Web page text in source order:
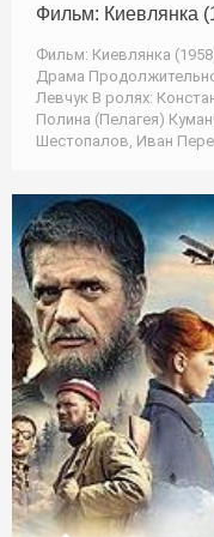
Фильм: Киевлянка
Фильм: Киевлянка
Драма
Левчук В ролях:
Полина (Пелагея)
Шестопалов, Иван